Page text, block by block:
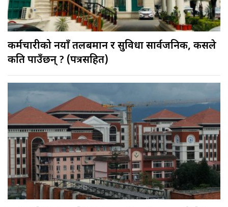
कर्मचारीको नयाँ तलबमान र सुविधा सार्वजनिक, कसले
कति पाउँछन् ? (पत्रसहित)